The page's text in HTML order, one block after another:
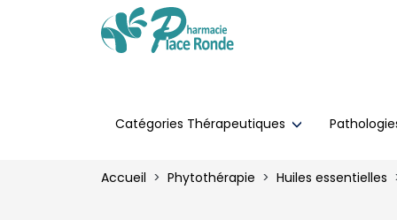
Catégories Thérapeutiques
Accueil Phytothérapie Huiles essentielles